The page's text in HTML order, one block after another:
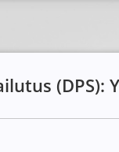
(DPS):